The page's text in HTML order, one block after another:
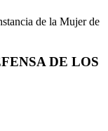
de la Mujer de
DE LOS